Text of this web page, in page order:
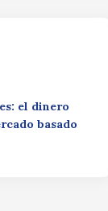
el dinero
basado